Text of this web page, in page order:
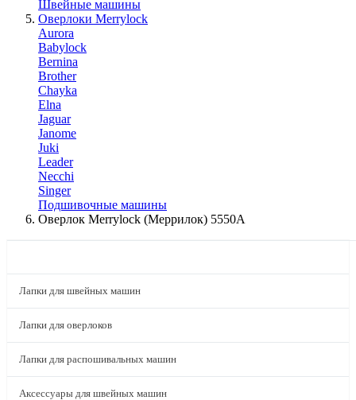
Швейные машины
Оверлоки Merrylock
Aurora
Babylock
Bernina
Brother
Chayka
Elna
Jaguar
Janome
Juki
Leader
Necchi
Singer
Подшивочные машины
Оверлок Merrylock (Меррилок) 5550A
Лапки для швейных машин
Лапки для оверлоков
Лапки для распошивальных машин
Аксессуары для швейных машин